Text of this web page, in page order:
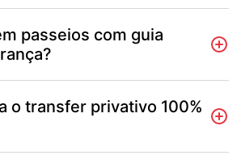
passeios com guia
o transfer privativo 100%